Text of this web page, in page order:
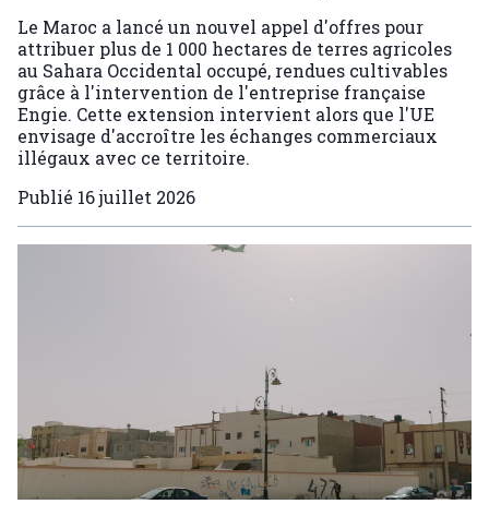
Le Maroc a lancé un nouvel appel d'offres pour
attribuer plus de 1 000 hectares de terres agricoles
au Sahara Occidental occupé, rendues cultivables
grâce à l'intervention de l'entreprise française
Engie. Cette extension intervient alors que l'UE
envisage d'accroître les échanges commerciaux
illégaux avec ce territoire.
Publié 16 juillet 2026